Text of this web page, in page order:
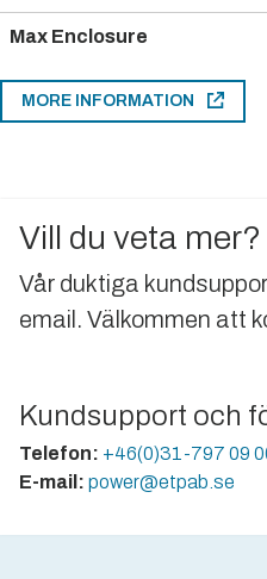
Max Enclosure
MORE INFORMATION
Vill du veta mer?
Vår duktiga
email. Välkommen att
Kundsupport och
Telefon: +46(0)31-797 09
E-mail: power@etpab.se